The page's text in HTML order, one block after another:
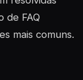
de FAQ
mais comuns.